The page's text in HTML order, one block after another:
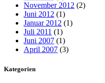
November 2012 (2)
Juni 2012 (1)
Januar 2012 (1)
Juli 2011 (1)
Juni 2007 (1)
April 2007 (3)
Kategorien